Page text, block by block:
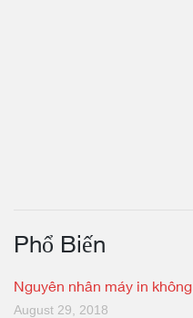
Phổ Biến
Nguyên nhân máy in
August 29, 2018